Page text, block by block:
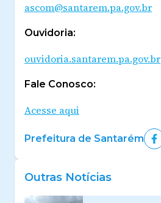
ascom@santarem.pa.gov.br
Ouvidoria:
ouvidoria.santarem.pa.gov.br
Fale Conosco:
Acesse aqui
Prefeitura de Santarém
Outras Notícias